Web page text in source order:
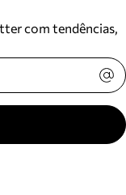
com tendências,